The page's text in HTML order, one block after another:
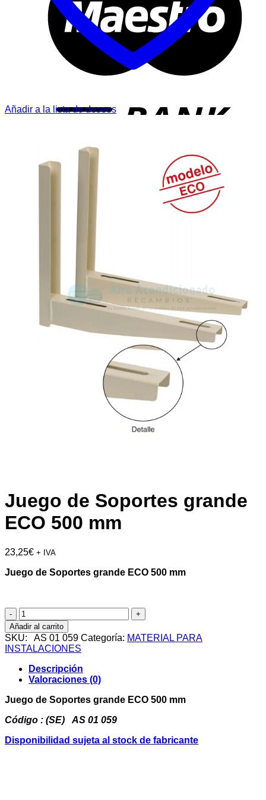
Añadir a la lista de deseos
Juego de Soportes grande
ECO 500 mm
23,25€ + IVA
Juego de Soportes grande ECO 500 mm
Juego
de
Soportes
grande
ECO
500
mm
cantidad
Añadir al carrito
SKU: AS 01 059 Categoría: MATERIAL PARA
INSTALACIONES
Descripción
Valoraciones (0)
Juego de Soportes grande ECO 500 mm
Código : (SE) AS 01 059
Disponibilidad sujeta al stock de fabricante